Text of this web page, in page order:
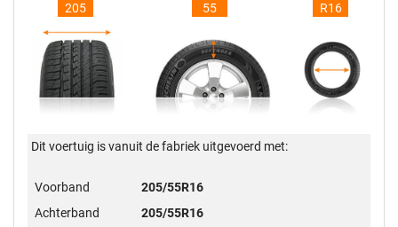
205 55 R16
Dit voertuig is vanuit de fabriek uitgevoerd met:
Voorband
205/55R16
Achterband
205/55R16